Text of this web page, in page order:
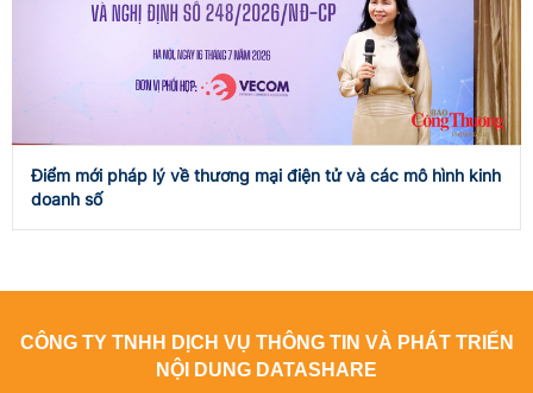
Điểm mới pháp lý về thương mại điện tử và các mô hình kinh
doanh số
CÔNG TY TNHH DỊCH VỤ THÔNG TIN VÀ PHÁT TRIỂN
NỘI DUNG DATASHARE